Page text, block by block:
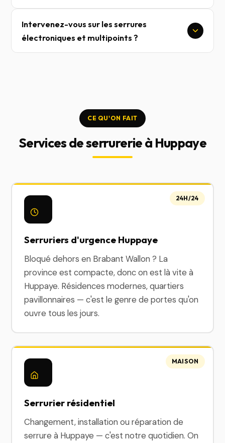
Intervenez-vous sur les serrures
électroniques et multipoints ?
CE QU'ON FAIT
Services de serrurerie à Huppaye
Serruriers d'urgence Huppaye
Bloqué dehors en Brabant Wallon ? La
province est compacte, donc on est là vite à
Huppaye. Résidences modernes, quartiers
pavillonnaires — c'est le genre de portes qu'on
ouvre tous les jours.
24H/24
Serrurier résidentiel
Changement, installation ou réparation de
serrure à Huppaye — c'est notre quotidien. On
MAISON